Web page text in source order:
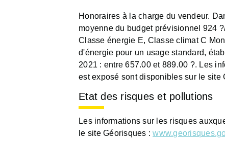
Honoraires à la charge du vendeur.
moyenne du budget prévisionnel 924
Classe énergie E, Classe climat C
d'énergie pour un usage standard,
2021 : entre 657.00 et 889.00 ?. Les
est exposé sont disponibles sur le site
Etat des risques et pollutions
Les informations sur les risques
le site Géorisques :